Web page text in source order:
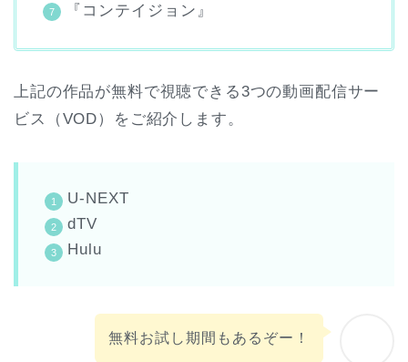
『コンテイジョン』
上記の作品が無料で視聴できる3つの動画配信サー
ビス（VOD）をご紹介します。
U-NEXT
dTV
Hulu
無料お試し期間もあるぞー！